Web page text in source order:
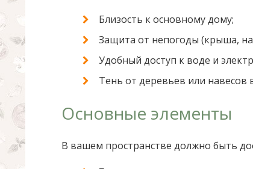
Близость к основному дому;
Защита от непогоды (крыша,
Удобный доступ к воде и
Тень от деревьев или навесов
Основные элементы
В вашем пространстве должно быть